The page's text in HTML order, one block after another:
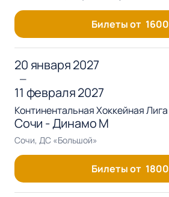
Билеты от 1600
20 января 2027
—
11 февраля 2027
Континентальная Хоккейная Лига
Сочи - Динамо М
Сочи, ДС «Большой»
Билеты от 1800